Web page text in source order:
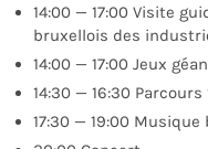
14:00 — 17:00 Visite
bruxellois des
14:00 — 17:00 Jeux
14:30 — 16:30
17:30 — 19:00 Musique